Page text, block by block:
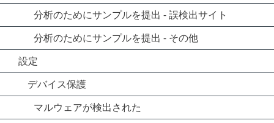
分析のためにサンプルを提出 - 誤検出サイト
分析のためにサンプルを提出 - その他
設定
デバイス保護
マルウェアが検出された